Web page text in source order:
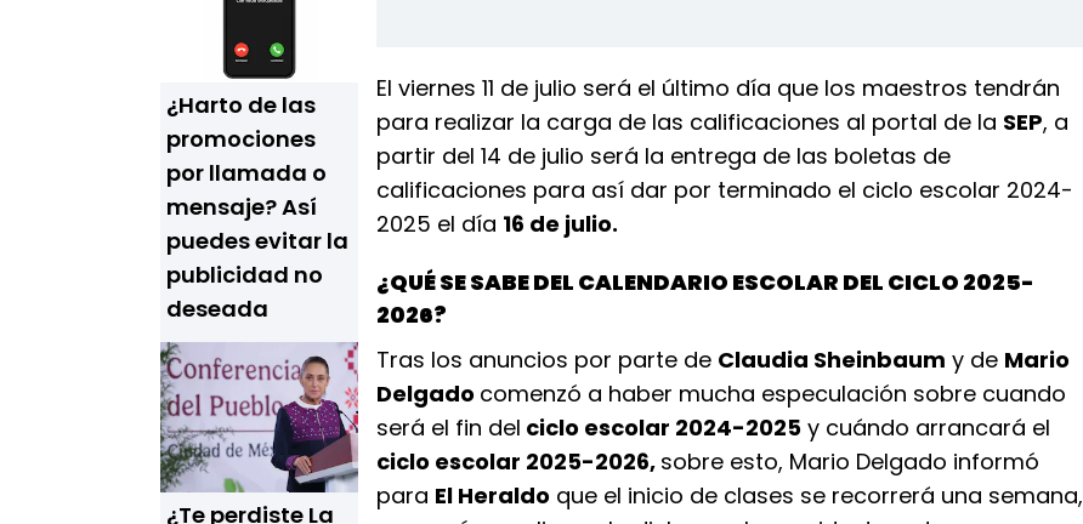
¿Harto de las
promociones
por llamada o
mensaje? Así
puedes evitar la
publicidad no
deseada
¿Te perdiste La
El viernes 11 de julio será el último día que los maestros tendrán
para realizar la carga de las calificaciones al portal de la SEP, a
partir del 14 de julio será la entrega de las boletas de
calificaciones para así dar por terminado el ciclo escolar 2024-
2025 el día 16 de julio.
¿QUÉ SE SABE DEL CALENDARIO ESCOLAR DEL CICLO 2025-
2026?
Tras los anuncios por parte de Claudia Sheinbaum y de Mario
Delgado comenzó a haber mucha especulación sobre cuando
será el fin del ciclo escolar 2024-2025 y cuándo arrancará el
ciclo escolar 2025-2026, sobre esto, Mario Delgado informó
para El Heraldo que el inicio de clases se recorrerá una semana,